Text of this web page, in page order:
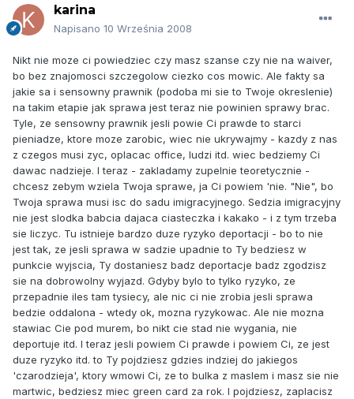
karina
Napisano 10 Września 2008
Nikt nie moze ci powiedziec czy masz szanse czy nie na waiver,
bo bez znajomosci szczegolow ciezko cos mowic. Ale fakty sa
jakie sa i sensowny prawnik (podoba mi sie to Twoje okreslenie)
na takim etapie jak sprawa jest teraz nie powinien sprawy brac.
Tyle, ze sensowny prawnik jesli powie Ci prawde to starci
pieniadze, ktore moze zarobic, wiec nie ukrywajmy - kazdy z nas
z czegos musi zyc, oplacac office, ludzi itd. wiec bedziemy Ci
dawac nadzieje. I teraz - zakladamy zupelnie teoretycznie -
chcesz zebym wziela Twoja sprawe, ja Ci powiem 'nie. "Nie", bo
Twoja sprawa musi isc do sadu imigracyjnego. Sedzia imigracyjny
nie jest slodka babcia dajaca ciasteczka i kakako - i z tym trzeba
sie liczyc. Tu istnieje bardzo duze ryzyko deportacji - bo to nie
jest tak, ze jesli sprawa w sadzie upadnie to Ty bedziesz w
punkcie wyjscia, Ty dostaniesz badz deportacje badz zgodzisz
sie na dobrowolny wyjazd. Gdyby bylo to tylko ryzyko, ze
przepadnie iles tam tysiecy, ale nic ci nie zrobia jesli sprawa
bedzie oddalona - wtedy ok, mozna ryzykowac. Ale nie mozna
stawiac Cie pod murem, bo nikt cie stad nie wygania, nie
deportuje itd. I teraz jesli powiem Ci prawde i powiem Ci, ze jest
duze ryzyko itd. to Ty pojdziesz gdzies indziej do jakiegos
'czarodzieja', ktory wmowi Ci, ze to bulka z maslem i masz sie nie
martwic, bedziesz miec green card za rok. I pojdziesz, zaplacisz